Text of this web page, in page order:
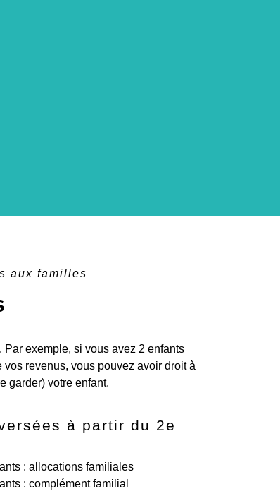
aux familles
exemple, si vous avez 2 enfants
revenus, vous pouvez avoir droit à
garder) votre enfant.
à partir du 2e
: allocations familiales
: complément familial